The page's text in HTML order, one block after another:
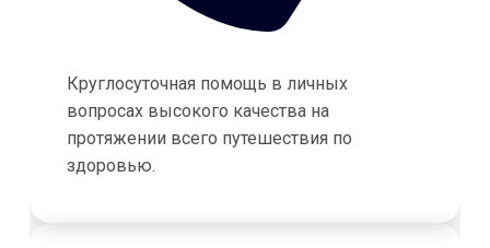
Круглосуточная помощь в личных
вопросах высокого качества на
протяжении всего путешествия по
здоровью.